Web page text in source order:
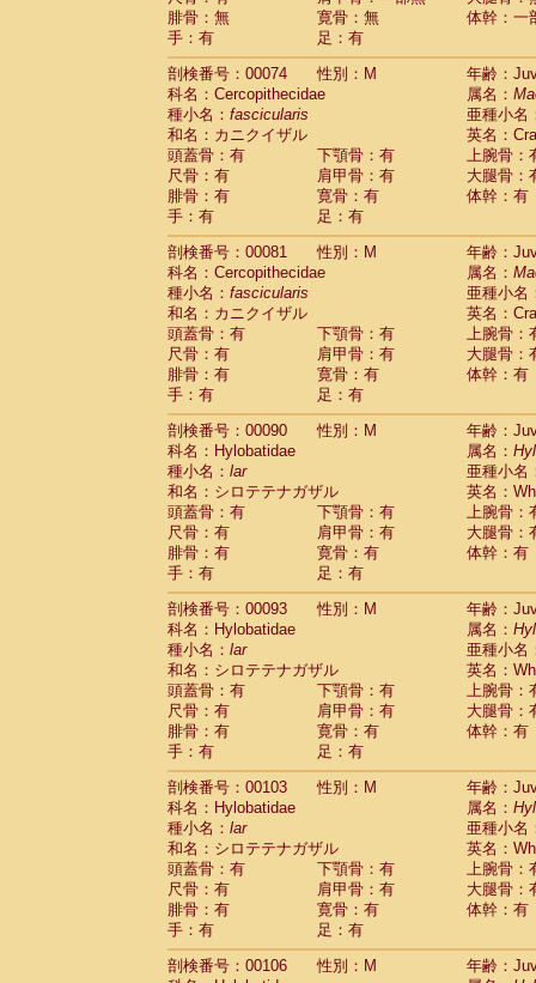
CercopithecidaePresbytesinaespp.(0)
CercopithecidaeCercopithecidae
HylobatidaeHoolock hoolock(0)
HylobatidaeHylobates agilis
HylobatidaeHylobates klossii (0)
Hylobatidae
HylobatidaeHylobates moloch(0)
Hylobatidae Hylobates muelleri(0)
HylobatidaeHylobates pileatus(2)
Hylobatidae Hylobates
HylobatidaeHylobateshybrid(0)
HylobatidaeNomascus concolor(0)
HylobatidaeSymphalangus
Hominidae
(0)
Hominidae
Hominidae Gorilla gorilla beringei(0)
Hominidae Gorilla gorilla gorilla(0)
Primates misc.(0)
Scandentia Dendrogale melanura
Scandentia Ptilocercus lowii
Scandentia
Scandentia
ScandentiaTupaia minor
腓骨：無
寛骨：無
体幹：一
手：有
足：有
剖検番号：00074
性別：M
年齢：
科名：Cercopithecidae
属名：
種小名： fascicularis
亜種小名
和名：カニクイザル
英名：
頭蓋骨：有
下顎骨：有
上腕骨：
尺骨：有
肩甲骨：有
大腿骨：
腓骨：有
寛骨：有
体幹：有
手：有
足：有
剖検番号：00081
性別：M
年齢：
科名：Cercopithecidae
属名：
種小名： fascicularis
亜種小名
和名：カニクイザル
英名：
頭蓋骨：有
下顎骨：有
上腕骨：
尺骨：有
肩甲骨：有
大腿骨：
腓骨：有
寛骨：有
体幹：有
手：有
足：有
剖検番号：00090
性別：M
年齢：
科名：Hylobatidae
属名：
種小名： lar
亜種小名
和名：シロテテナガザル
英名：
頭蓋骨：有
下顎骨：有
上腕骨：
尺骨：有
肩甲骨：有
大腿骨：
腓骨：有
寛骨：有
体幹：有
手：有
足：有
剖検番号：00093
性別：M
年齢：
科名：Hylobatidae
属名：
種小名： lar
亜種小名
和名：シロテテナガザル
英名：
頭蓋骨：有
下顎骨：有
上腕骨：
尺骨：有
肩甲骨：有
大腿骨：
腓骨：有
寛骨：有
体幹：有
手：有
足：有
剖検番号：00103
性別：M
年齢：
科名：Hylobatidae
属名：
種小名： lar
亜種小名
和名：シロテテナガザル
英名：
頭蓋骨：有
下顎骨：有
上腕骨：
尺骨：有
肩甲骨：有
大腿骨：
腓骨：有
寛骨：有
体幹：有
手：有
足：有
剖検番号：00106
性別：M
年齢：